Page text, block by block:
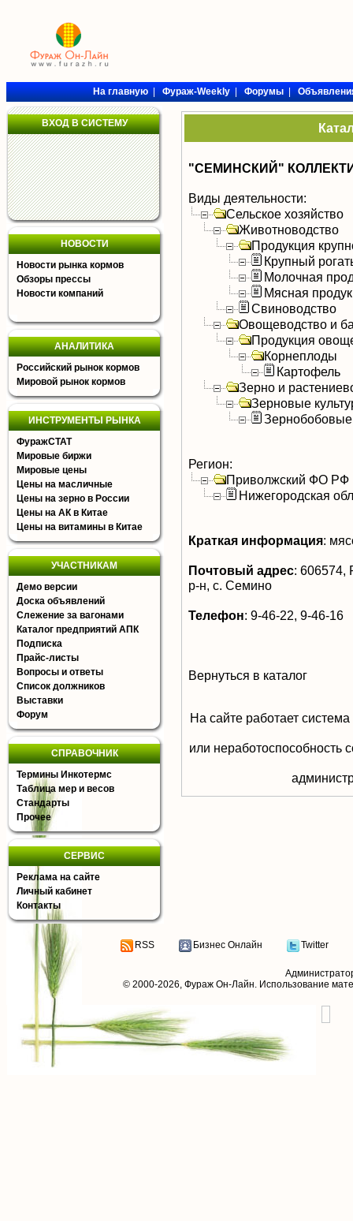
На главную|Фураж-Weekly|Форумы|
ВХОД В СИСТЕМУ
НОВОСТИ
Новости рынка кормов
Обзоры прессы
Новости компаний
АНАЛИТИКА
Российский рынок кормов
Мировой рынок кормов
ИНСТРУМЕНТЫ РЫНКА
ФуражСТАТ
Мировые биржи
Мировые цены
Цены на масличные
Цены на зерно в России
Цены на АК в Китае
Цены на витамины в Китае
УЧАСТНИКАМ
Демо версии
Доска объявлений
Слежение за вагонами
Каталог предприятий АПК
Подписка
Прайс-листы
Вопросы и ответы
Список должников
Выставки
Форум
СПРАВОЧНИК
Термины Инкотермс
Таблица мер и весов
Стандарты
Прочее
СЕРВИС
Реклама на сайте
Личный кабинет
Контакты
"СЕМИНСКИЙ"
Виды деятельности:
Сельское хозяйство
Животноводство
Продукция
Крупный
Молочная
Мясная
Свиноводство
Овощеводство и
Продукция
Корнеплоды
Картофель
Зерно и
Зерновые
Зернобобовые
Регион:
Приволжский ФО РФ
Нижегородская
Краткая информация:
Почтовый адрес: 606574,
р-н, с. Семино
Телефон: 9-46-22, 9-46-16
Вернуться в каталог
На сайте работает
или неработоспособность
RSS Бизнес Онлайн Twitter
© 2000-2026, Фураж Он-Лайн. Использование